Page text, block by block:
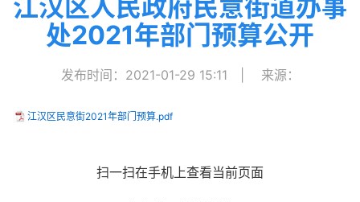
江汉区人民政府民意街道办事
处2021年部门预算公开
发布时间：2021-01-29 15:11 来源：
江汉区民意街2021年部门预算.pdf
扫一扫在手机上查看当前页面